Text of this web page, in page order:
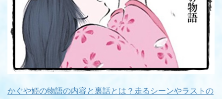
かぐや姫の物語の内容と裏話とは？走るシーンやラストの